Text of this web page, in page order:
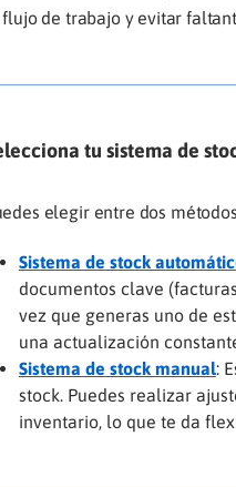
de trabajo y evitar
tu sistema de
elegir entre dos
Sistema de stock
documentos clave
vez que generas uno de
una actualización
Sistema de stock manual:
stock. Puedes realizar
inventario, lo que te da